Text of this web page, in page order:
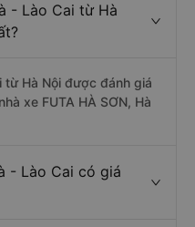
- Lào Cai từ Hà
từ Hà Nội được đánh giá
xe FUTA HÀ SƠN, Hà
- Lào Cai có giá